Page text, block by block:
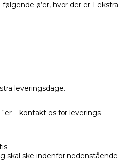
ø’er, hvor der er 1 ekstra
leveringsdage.
– kontakt os for leverings
skal ske indenfor nedenstående